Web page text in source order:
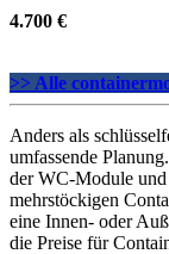
4.700 €
>> Alle
Anders als
umfassende
der WC-Module und
mehrstöckigen
eine Innen- oder
die Preise für